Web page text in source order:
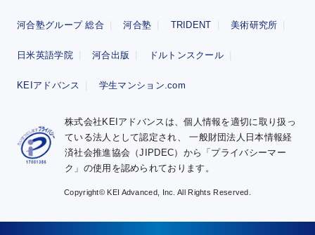
河合塾グループ 総合 河合塾 TRIDENT 美術研究所
日米英語学院 河合出版 ドルトンスクール
KEIアドバンス 学生マンション.com
株式会社KEIアドバンスは、個人情報を適切に取り扱っ
ている法人として認定され、一般財団法人日本情報経
済社会推進協会（JIPDEC）から「プライバシーマー
ク」の使用を認められております。
Copyright© KEI Advanced, Inc. All Rights Reserved.